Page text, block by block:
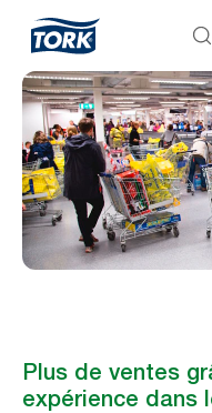
Plus de ventes
expérience dans